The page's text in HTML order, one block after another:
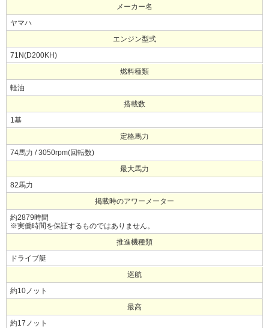
メーカー名
ヤマハ
エンジン型式
71N(D200KH)
燃料種類
軽油
搭載数
1基
定格馬力
74馬力 / 3050rpm(回転数)
最大馬力
82馬力
掲載時のアワーメーター
約2879時間
※実働時間を保証するものではありません。
推進機種類
ドライブ艇
巡航
約10ノット
最高
約17ノット